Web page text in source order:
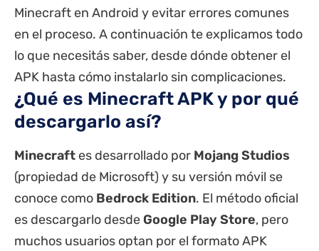
Minecraft en Android y evitar errores comunes
en el proceso. A continuación te explicamos todo
lo que necesitás saber, desde dónde obtener el
APK hasta cómo instalarlo sin complicaciones.
¿Qué es Minecraft APK y por qué
descargarlo así?
Minecraft es desarrollado por Mojang Studios
(propiedad de Microsoft) y su versión móvil se
conoce como Bedrock Edition. El método oficial
es descargarlo desde Google Play Store, pero
muchos usuarios optan por el formato APK